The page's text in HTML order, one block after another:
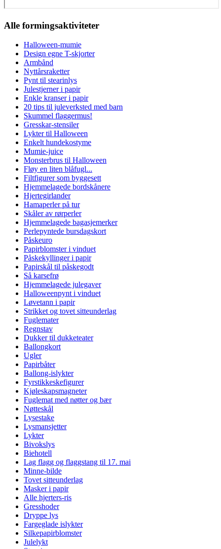
Alle formingsaktiviteter
Halloween-mumie
Design egne T-skjorter
Armbånd
Nyttårsraketter
Pynt til stearinlys
Julestjerner i papir
Enkle kranser i papir
20 tips til juleverksted med barn
Skummel flaggermus!
Gresskar-stensiler
Lykter til Halloween
Enkelt hundekostyme
Mumie-juice
Monsterbrus til Halloween
Fløy en liten blåfugl...
Filtfigurer som byggesett
Hjemmelagede bordskånere
Hjertegirlander
Hamaperler på tur
Skåler av rørperler
Hjemmelagede bagasjemerker
Perlepyntede bursdagskort
Påskeuro
Papirblomster i vinduet
Påskekyllinger i papir
Papirskål til påskegodt
Så karsefrø
Hjemmelagede julegaver
Halloweenpynt i vinduet
Løvetann i papir
Strikket og tovet sitteunderlag
Fuglemater
Regnstav
Dukker til dukketeater
Ballongkort
Ugler
Papirbåter
Ballong-islykter
Fyrstikkeskefigurer
Kjøleskapsmagneter
Fuglemat med nøtter og bær
Nøtteskål
Lysestake
Lysmansjetter
Lykter
Bivokslys
Biehotell
Lag flagg og flaggstang til 17. mai
Minne-bilde
Tovet sitteunderlag
Masker i papir
Alle hjerters-ris
Gresshoder
Dryppe lys
Fargeglade islykter
Silkepapirblomster
Julelykt